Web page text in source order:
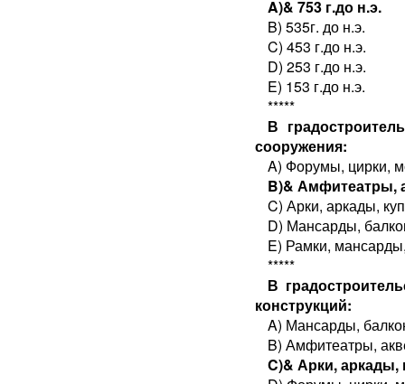
A)& 753 г.до н.э.
B) 535г. до н.э.
C) 453 г.до н.э.
D) 253 г.до н.э.
E) 153 г.до н.э.
*****
В
сооружения:
A) Форумы, цирки,
B)& Амфитеатры,
C) Арки, аркады,
D) Мансарды,
E) Рамки,
*****
В
конструкций:
A) Мансарды,
B) Амфитеатры,
C)& Арки, аркады,